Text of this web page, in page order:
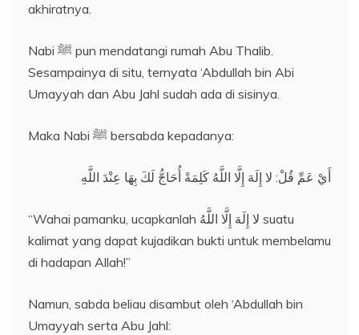
akhiratnya.
Nabi ﷺ pun mendatangi rumah Abu Thalib.
Sesampainya di situ, ternyata ‘Abdullah bin Abi
Umayyah dan Abu Jahl sudah ada di sisinya.
Maka Nabi ﷺ bersabda kepadanya:
أَيْ عَمِّ قُلْ: لا إِلَهَ إِلَّا اللَّهُ كَلِمَةً أُحَاجُّ لَكَ بِهَا عِنْدَ اللَّهِ
“Wahai pamanku, ucapkanlah لا إِلَهَ إِلَّا اللَّهُ suatu
kalimat yang dapat kujadikan bukti untuk membelamu
di hadapan Allah!”
Namun, sabda beliau disambut oleh ‘Abdullah bin
Umayyah serta Abu Jahl: